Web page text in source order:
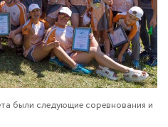
были следующие соревнования и